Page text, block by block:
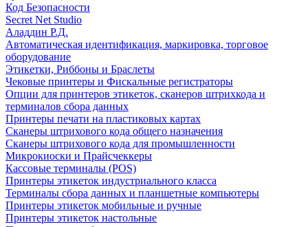
Код Безопасности
Secret Net Studio
Аладдин Р.Д.
Автоматическая идентификация, маркировка, торговое
оборудование
Этикетки, Риббоны и Браслеты
Чековые принтеры и Фискальные регистраторы
Опции для принтеров этикеток, сканеров штрихкода и
терминалов сбора данных
Принтеры печати на пластиковых картах
Сканеры штрихового кода общего назначения
Сканеры штрихового кода для промышленности
Микрокиоски и Прайсчеккеры
Кассовые терминалы (POS)
Принтеры этикеток индустриального класса
Терминалы сбора данных и планшетные компьютеры
Принтеры этикеток мобильные и ручные
Принтеры этикеток настольные